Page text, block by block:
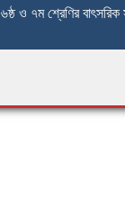
৬ষ্ঠ ও ৭ম শ্রেণির